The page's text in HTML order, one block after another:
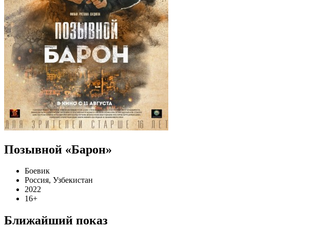
Позывной «Барон»
Боевик
Россия, Узбекистан
2022
16+
Ближайший показ